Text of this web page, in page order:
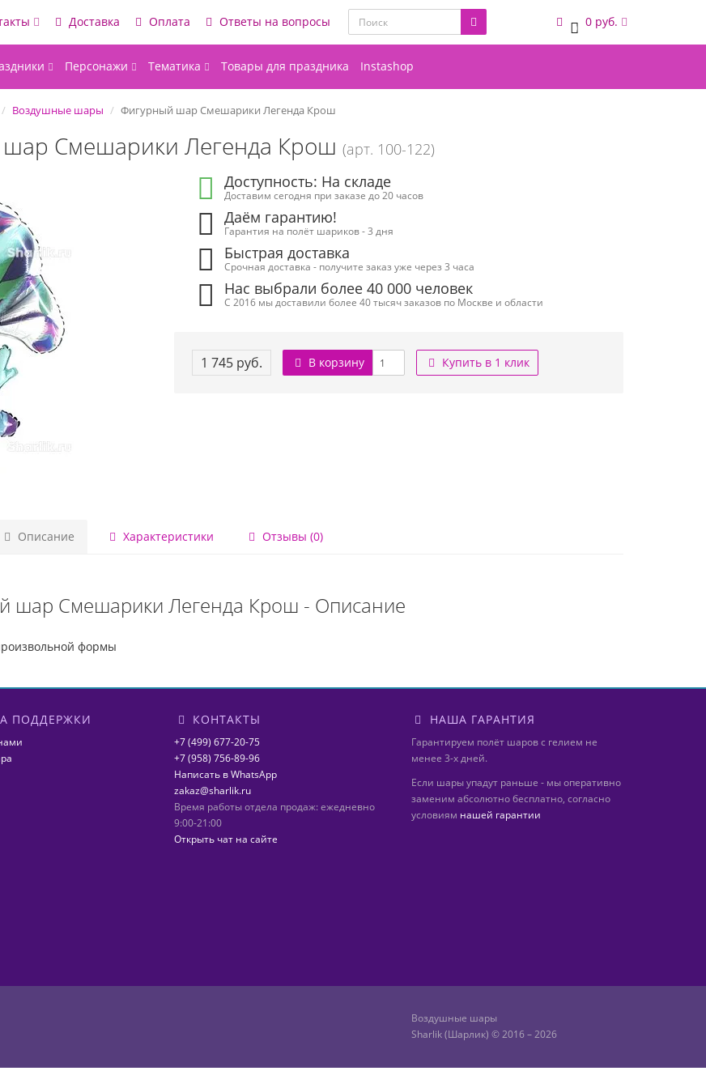
Доставка Оплата Ответы на вопросы 0 0 руб.
Персонажи Тематика Товары для праздника Instashop
Воздушные шары Фигурный шар Смешарики Легенда Крош
Смешарики Легенда Крош (арт. 100-122)
Доступность: На складе
Доставим сегодня при заказе до 20 часов
Даём гарантию!
Гарантия на полёт шариков - 3 дня
Быстрая доставка
Срочная доставка - получите заказ уже через 3 часа
Нас выбрали более 40 000 человек
С 2016 мы доставили более 40 тысяч заказов по Москве и области
1 745 руб. В корзину Купить в 1 клик
Описание Характеристики Отзывы (0)
шар Смешарики Легенда Крош - Описание
формы
ПОДДЕРЖКИ КОНТАКТЫ
+7 (499) 677-20-75
+7 (958) 756-89-96
Написать в WhatsApp
zakaz@sharlik.ru
Время работы отдела продаж: ежедневно
9:00-21:00
Открыть чат на сайте
НАША ГАРАНТИЯ
Гарантируем полёт шаров с гелием не
менее 3-х дней.
Если шары упадут раньше - мы оперативно
заменим абсолютно бесплатно, согласно
условиям нашей гарантии
Воздушные шары
Sharlik (Шарлик) © 2016 – 2026